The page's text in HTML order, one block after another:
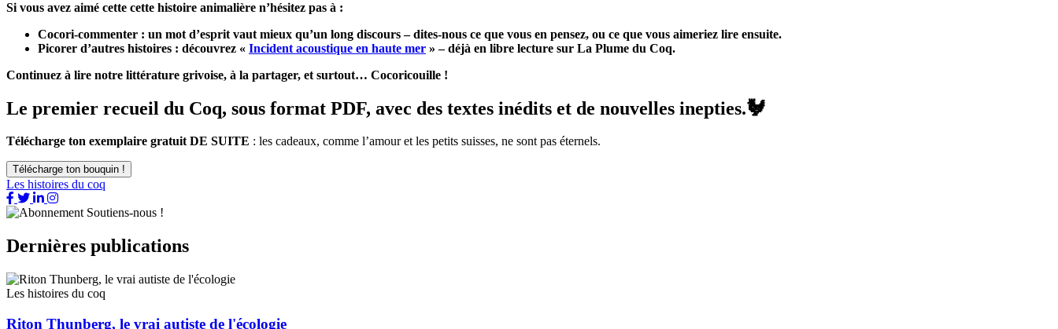
Si vous avez aimé cette cette histoire animalière n’hésitez pas à :
Cocori-commenter : un mot d’esprit vaut mieux qu’un long discours – dites-nous ce que vous en pensez, ou ce que vous aimeriez lire ensuite.
Picorer d’autres histoires : découvrez « Incident acoustique en haute mer » – déjà en libre lecture sur La Plume du Coq.
Continuez à lire notre littérature grivoise, à la partager, et surtout… Cocoricouille !
Le premier recueil du Coq, sous format PDF, avec des textes inédits et de nouvelles inepties.🐓
Télécharge ton exemplaire gratuit DE SUITE : les cadeaux, comme l’amour et les petits suisses, ne sont pas éternels.
Télécharge ton bouquin !
Les histoires du coq
Facebook
TwitterLinkedIn
Soutiens-nous !
Dernières publications
Les histoires du coq
Riton Thunberg, le vrai autiste de l'écologie